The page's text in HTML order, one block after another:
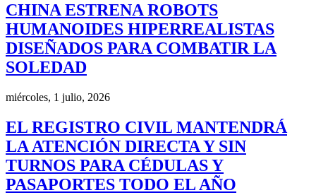
CHINA ESTRENA ROBOTS
HUMANOIDES HIPERREALISTAS
DISEÑADOS PARA COMBATIR LA
SOLEDAD
miércoles, 1 julio, 2026
EL REGISTRO CIVIL MANTENDRÁ
LA ATENCIÓN DIRECTA Y SIN
TURNOS PARA CÉDULAS Y
PASAPORTES TODO EL AÑO